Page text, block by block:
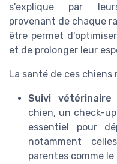
s'explique par
provenant de chaque
être permet
et de prolonger leur
La santé de ces chiens
Suivi
chien, un check-
essentiel pour
notamment
parentes comme